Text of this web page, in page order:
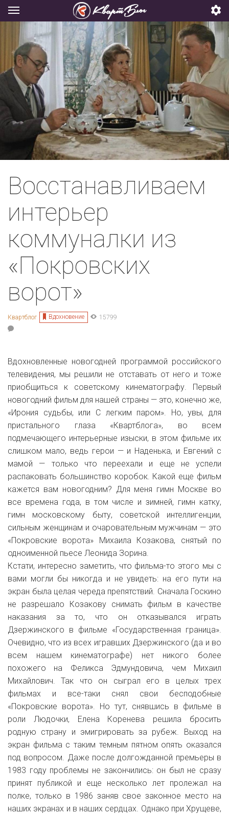
Восстанавливаем
интерьер
коммуналки из
«Покровских
ворот»
Квартблог Вдохновение 15799
Вдохновленные новогодней программой российского
телевидения, мы решили не отставать от него и тоже
приобщиться к советскому кинематографу. Первый
новогодний фильм для нашей страны — это, конечно же,
«Ирония судьбы, или С легким паром». Но, увы, для
пристального глаза «Квартблога», во всем
подмечающего интерьерные изыски, в этом фильме их
слишком мало, ведь герои — и Наденька, и Евгений с
мамой — только что переехали и еще не успели
распаковать большинство коробок. Какой еще фильм
кажется вам новогодним? Для меня гимн Москве во
все времена года, в том числе и зимней, гимн катку,
гимн московскому быту, советской интеллигенции,
сильным женщинам и очаровательным мужчинам — это
«Покровские ворота» Михаила Козакова, снятый по
одноименной пьесе Леонида Зорина.
Кстати, интересно заметить, что фильма-то этого мы с
вами могли бы никогда и не увидеть: на его пути на
экран была целая череда препятствий. Сначала Госкино
не разрешало Козакову снимать фильм в качестве
наказания за то, что он отказывался играть
Дзержинского в фильме «Государственная граница».
Очевидно, что из всех игравших Дзержинского (да и во
всем нашем кинематографе) нет никого более
похожего на Феликса Эдмундовича, чем Михаил
Михайлович. Так что он сыграл его в целых трех
фильмах и все-таки снял свои бесподобные
«Покровские ворота». Но тут, снявшись в фильме в
роли Людочки, Елена Коренева решила бросить
родную страну и эмигрировать за рубеж. Выход на
экран фильма с таким темным пятном опять оказался
под вопросом. Даже после долгожданной премьеры в
1983 году проблемы не закончились: он был не сразу
принят публикой и еще несколько лет пролежал на
полке, только в 1986 заняв свое законное место на
наших экранах и в наших сердцах. Однако при Хрущеве,